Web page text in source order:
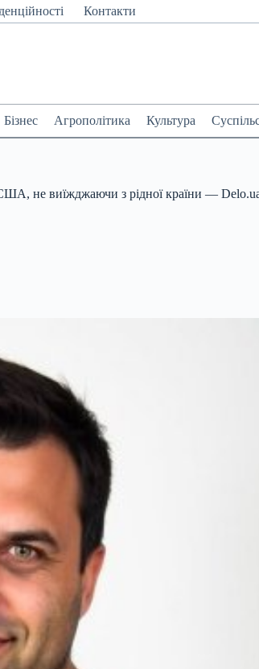
Контакти
Бізнес Агрополітика Культура
не виїжджаючи з рідної країни —